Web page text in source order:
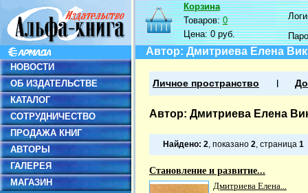
НОВОСТИ
ОБ ИЗДАТЕЛЬСТВЕ
КАТАЛОГ
СОТРУДНИЧЕСТВО
ПРОДАЖА КНИГ
АВТОРЫ
ГАЛЕРЕЯ
МАГАЗИН
Корзина
Товаров:0
Цена:0 руб.
Автор: Дмитриева Елена
Личное пространство
Автор: Дмитриева Елена
Найдено: 2, показано 2, страница 1
Становление и развитие...
Дмитриева Елена...